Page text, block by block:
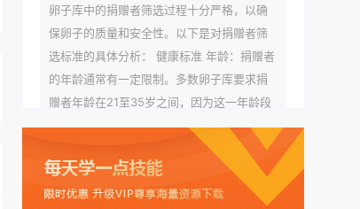
卵子库中的捐赠者筛选过程十分严格，以确
保卵子的质量和安全性。以下是对捐赠者筛
选标准的具体分析： 健康标准 年龄：捐赠者
的年龄通常有一定限制。多数卵子库要求捐
赠者年龄在21至35岁之间，因为这一年龄段
女性的卵子质量相对较高。不过，不同卵子
库的具体年龄要求可能有所不同。 身体质量
指数（BMI）：捐赠者的BMI通常需要在正常
范围内，以确保其身体健康状况良好。过高